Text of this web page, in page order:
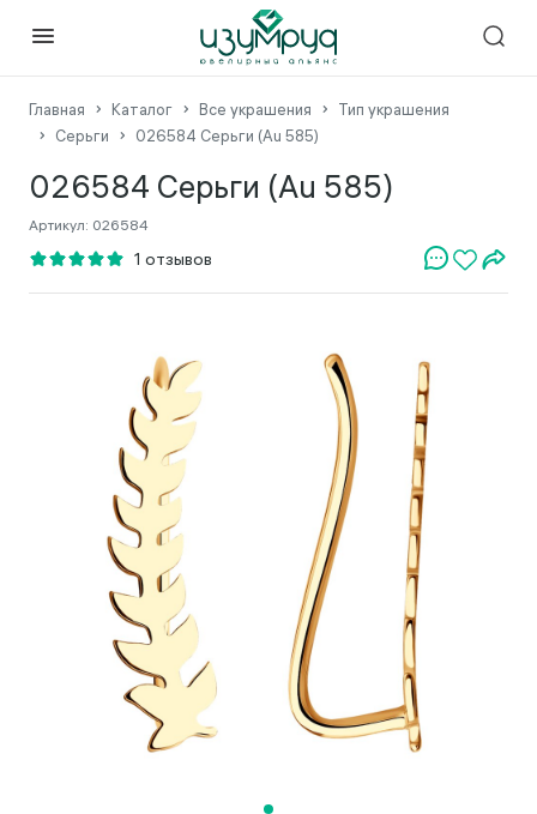
Главная Каталог Все украшения
Тип украшения
Серьги
026584 Серьги (Au 585)
026584 Серьги (Au 585)
Артикул: 026584